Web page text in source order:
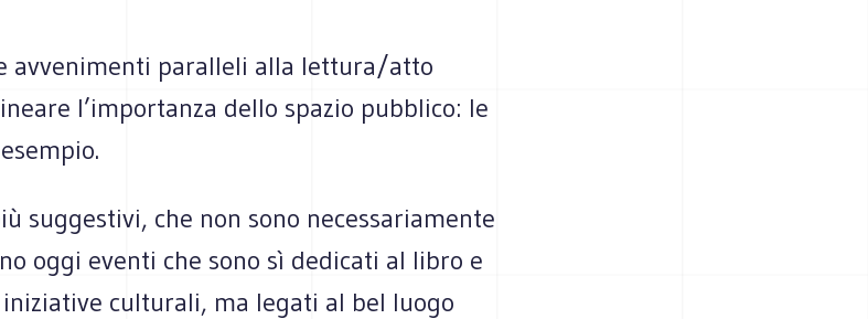
avvenimenti paralleli alla lettura/atto
l’importanza dello spazio pubblico: le
suggestivi, che non sono necessariamente
oggi eventi che sono sì dedicati al libro e
culturali, ma legati al bel luogo